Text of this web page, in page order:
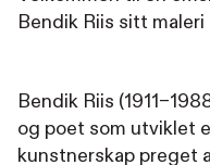
Bendik Riis sitt maleri
Bendik Riis
og poet som utviklet
kunstnerskap preget